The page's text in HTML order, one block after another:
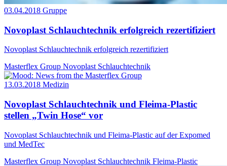
03.04.2018 Gruppe
Novoplast Schlauchtechnik erfolgreich rezertifiziert
Novoplast Schlauchtechnik erfolgreich rezertifiziert
Masterflex Group Novoplast Schlauchtechnik
13.03.2018 Medizin
Novoplast Schlauchtechnik und Fleima-Plastic
stellen „Twin Hose“ vor
Novoplast Schlauchtechnik und Fleima-Plastic auf der Expomed
und MedTec
Masterflex Group Novoplast Schlauchtechnik Fleima-Plastic